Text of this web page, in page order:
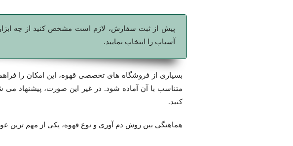
پیش از ثبت سفارش، لازم است مشخص کنید از چه
آسیاب را انتخاب نمایید.
بسیاری از فروشگاه های تخصصی قهوه، این امکان را
متناسب با آن آماده شود. در غیر این صورت، پیشنهاد می
کنید.
هماهنگی بین روش دم آوری و نوع قهوه، یکی از مهم